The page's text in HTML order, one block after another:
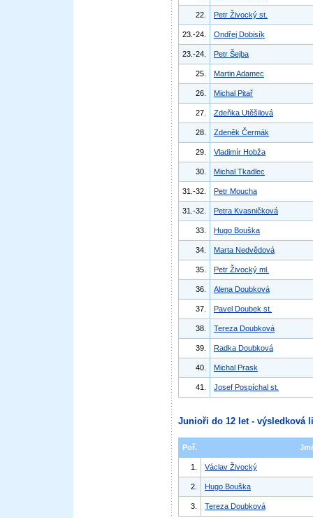
22. Petr Živocký st.
23.-24. Ondřej Dobisík
23.-24. Petr Šejba
25. Martin Adamec
26. Michal Pitař
27. Zdeňka Utěšilová
28. Zdeněk Čermák
29. Vladimír Hobža
30. Michal Tkadlec
31.-32. Petr Moucha
31.-32. Petra Kvasničková
33. Hugo Bouška
34. Marta Nedvědová
35. Petr Živocký ml.
36. Alena Doubková
37. Pavel Doubek st.
38. Tereza Doubková
39. Radka Doubková
40. Michal Prask
41. Josef Pospíchal st.
Junioři do 12 let - výsledková
Poř.
1. Václav Živocký
2. Hugo Bouška
3. Tereza Doubková